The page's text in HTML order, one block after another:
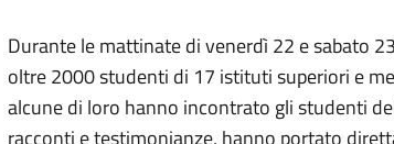
Durante le mattinate di venerdì 22 e sabato
oltre 2000 studenti di 17 istituti superiori e
alcune di loro hanno incontrato gli studenti
racconti e testimonianze, hanno portato